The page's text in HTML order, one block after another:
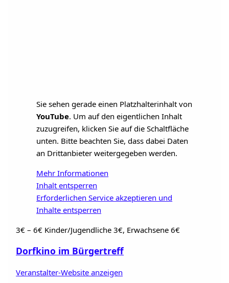
Sie sehen gerade einen Platzhalterinhalt von
YouTube. Um auf den eigentlichen Inhalt
zuzugreifen, klicken Sie auf die Schaltfläche
unten. Bitte beachten Sie, dass dabei Daten
an Drittanbieter weitergegeben werden.
Mehr Informationen
Inhalt entsperren
Erforderlichen Service akzeptieren und
Inhalte entsperren
3€ – 6€ Kinder/Jugendliche 3€, Erwachsene 6€
Dorfkino im Bürgertreff
Veranstalter-Website anzeigen